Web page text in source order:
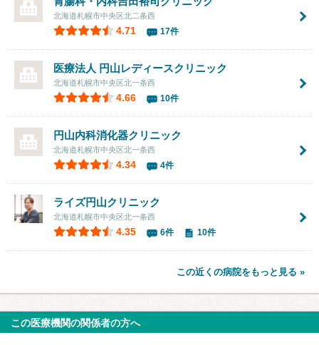
北海道札幌市中央区北二条西
4.71 17件
医療法人 円山レディースクリニック
北海道札幌市中央区北一条西
4.66 10件
円山内科消化器クリニック
北海道札幌市中央区北一条西
4.34 4件
ライズ円山クリニック
北海道札幌市中央区北一条西
4.35 6件 10件
この近くの病院をもっと見る »
この医療機関の関係者の方へ